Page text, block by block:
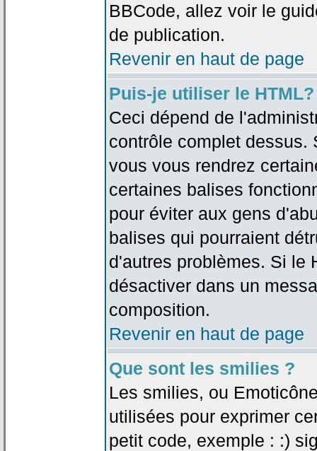
BBCode, allez voir le
de publication.
Revenir en haut de page
Puis-je utiliser le HTML?
Ceci dépend de
contrôle complet dessus.
vous vous rendrez
certaines balises
pour éviter aux gens
balises qui pourraient
d'autres problèmes. Si le
désactiver dans un
composition.
Revenir en haut de page
Que sont les smilies ?
Les smilies, ou
utilisées pour exprimer
petit code, exemple : :)